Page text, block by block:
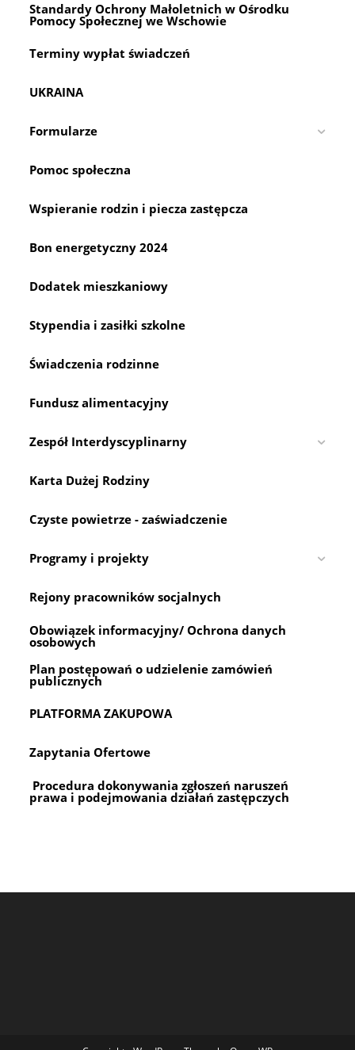
Społecznej
We
Wschowie
2025
Roku
Standardy Ochrony Małoletnich w Ośrodku
Pomocy Społecznej we Wschowie
Terminy wypłat świadczeń
UKRAINA
Formularze
Pomoc społeczna
Wspieranie rodzin i piecza zastępcza
Bon energetyczny 2024
Dodatek mieszkaniowy
Stypendia i zasiłki szkolne
Świadczenia rodzinne
Fundusz alimentacyjny
Zespół Interdyscyplinarny
Karta Dużej Rodziny
Czyste powietrze - zaświadczenie
Programy i projekty
Rejony pracowników socjalnych
Obowiązek informacyjny/ Ochrona danych
osobowych
Plan postępowań o udzielenie zamówień
publicznych
PLATFORMA ZAKUPOWA
Zapytania Ofertowe
Procedura dokonywania zgłoszeń naruszeń
prawa i podejmowania działań zastępczych